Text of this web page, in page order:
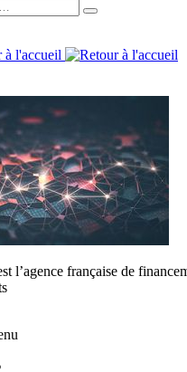
l’agence française de